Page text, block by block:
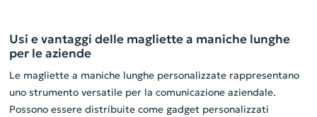
Usi e vantaggi delle magliette a maniche lunghe
per le aziende
Le magliette a maniche lunghe personalizzate rappresentano
uno strumento versatile per la comunicazione aziendale.
Possono essere distribuite come gadget personalizzati